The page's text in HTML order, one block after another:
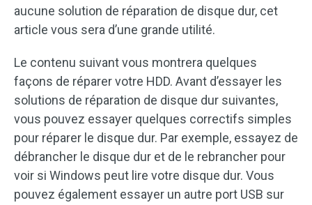
aucune solution de réparation de disque dur, cet
article vous sera d’une grande utilité.
Le contenu suivant vous montrera quelques
façons de réparer votre HDD. Avant d’essayer les
solutions de réparation de disque dur suivantes,
vous pouvez essayer quelques correctifs simples
pour réparer le disque dur. Par exemple, essayez de
débrancher le disque dur et de le rebrancher pour
voir si Windows peut lire votre disque dur. Vous
pouvez également essayer un autre port USB sur